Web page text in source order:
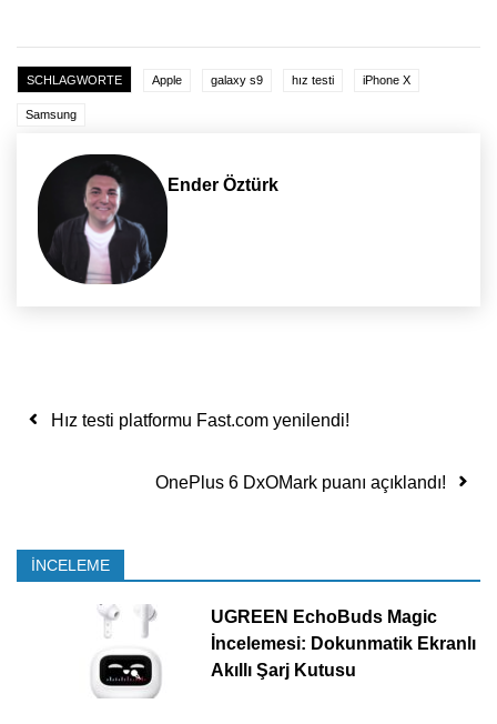
SCHLAGWORTE Apple galaxy s9 hız testi iPhone X
Samsung
Ender Öztürk
Yazı dolaşımı
Hız testi platformu Fast.com yenilendi!
OnePlus 6 DxOMark puanı açıklandı!
İNCELEME
UGREEN EchoBuds Magic
İncelemesi: Dokunmatik Ekranlı
Akıllı Şarj Kutusu